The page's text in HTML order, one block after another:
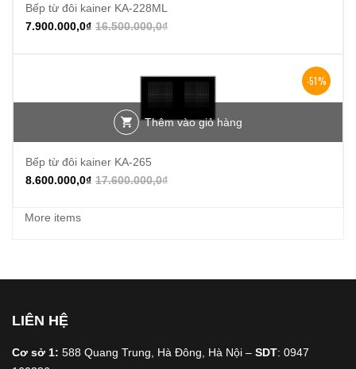
Bếp từ đôi kainer KA-228ML
16.500.000,0₫
7.900.000,0₫
-51%
Thêm vào giỏ hàng
Bếp từ đôi kainer KA-265
17.600.000,0₫
8.600.000,0₫
More items
LIÊN HỆ
Cơ sở 1: 588 Quang Trung, Hà Đông, Hà Nội – SDT: 0947